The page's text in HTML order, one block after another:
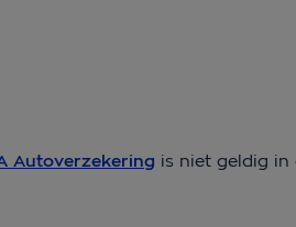
Autoverzekering is niet geldig in